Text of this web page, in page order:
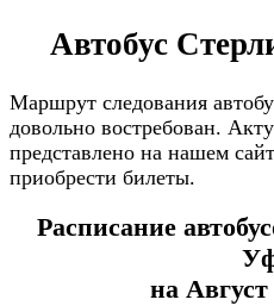
Автобус
Маршрут следования
довольно востребован.
представлено на нашем
приобрести билеты.
Расписание
на Август